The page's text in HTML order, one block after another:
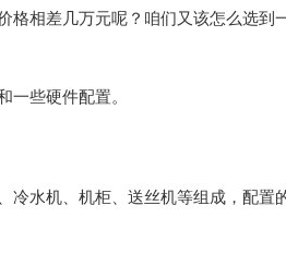
格相差几万元呢？咱们又该怎么选到
一些硬件配置。
冷水机、机柜、送丝机等组成，配置